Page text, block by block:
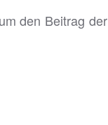
den Beitrag